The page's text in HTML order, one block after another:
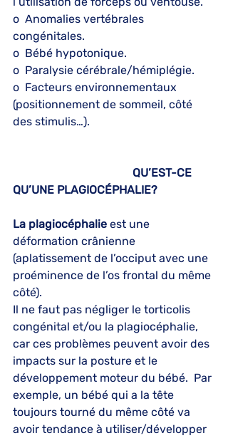
o  Anomalies vertébrales
congénitales.
o  Bébé hypotonique.
o  Paralysie cérébrale/hémiplégie.
o  Facteurs environnementaux
(positionnement de sommeil, côté
des stimulis…).
QU’UNE PLAGIOCÉPHALIE?
La plagiocéphalie est une
déformation crânienne
(aplatissement de l’occiput avec une
proéminence de l’os frontal du même
côté).
Il ne faut pas négliger le torticolis
congénital et/ou la plagiocéphalie,
car ces problèmes peuvent avoir des
impacts sur la posture et le
développement moteur du bébé.  Par
exemple, un bébé qui a la tête
toujours tourné du même côté va
avoir tendance à utiliser/développer